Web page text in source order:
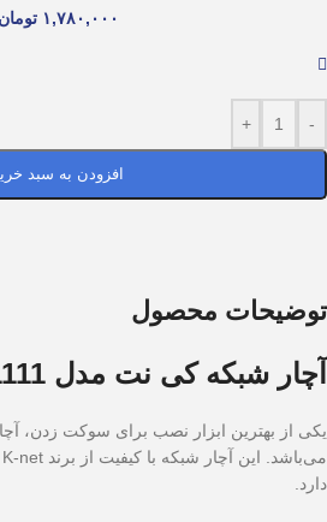
۱,۷۸۰,۰۰۰ تومان
-
+
افزودن به سبد
توضیحات محصول
آچار شبکه کی نت مدل K-N1111
دارد.